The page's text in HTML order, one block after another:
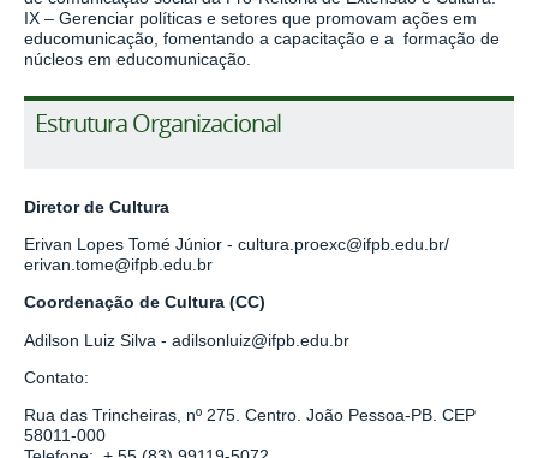
IX – Gerenciar políticas e setores que promovam ações em
educomunicação, fomentando a capacitação e a formação de
núcleos em educomunicação.
Estrutura Organizacional
Diretor de Cultura
Erivan Lopes Tomé Júnior - cultura.proexc@ifpb.edu.br/
erivan.tome@ifpb.edu.br
Coordenação de Cultura (CC)
Adilson Luiz Silva - adilsonluiz@ifpb.edu.br
Contato:
Rua das Trincheiras, nº 275. Centro. João Pessoa-PB. CEP
58011-000